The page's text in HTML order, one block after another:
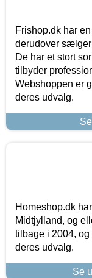
Frishop.dk har
derudover
De har et stort
tilbyder
Webshoppen er
deres udvalg.
Homeshop.dk
Midtjylland, og
tilbage i 2004,
deres udvalg.
Se